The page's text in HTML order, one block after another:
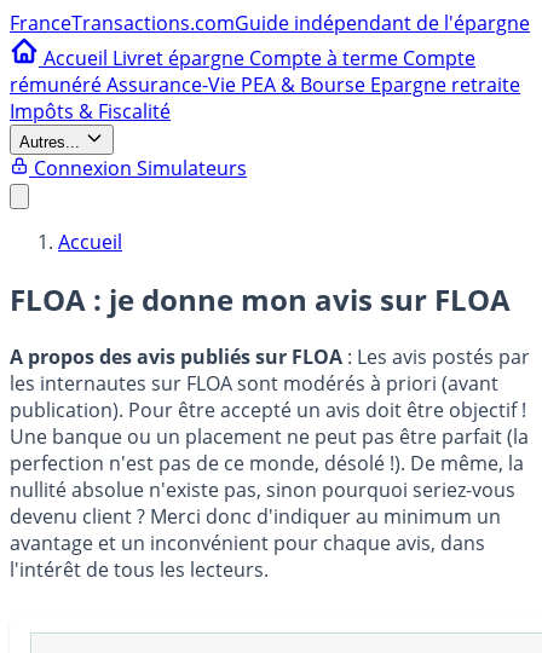
FranceTransactions.comGuide indépendant de l'épargne
Accueil Livret épargne Compte à terme Compte
rémunéréAssurance-Vie PEA & Bourse Epargne retraite
Impôts & Fiscalité
Autres...
Connexion Simulateurs
Accueil
FLOA : je donne mon avis sur FLOA
A propos des avis publiés sur FLOA : Les avis postés par
les internautes sur FLOA sont modérés à priori (avant
publication). Pour être accepté un avis doit être objectif !
Une banque ou un placement ne peut pas être parfait (la
perfection n'est pas de ce monde, désolé !). De même, la
nullité absolue n'existe pas, sinon pourquoi seriez-vous
devenu client ? Merci donc d'indiquer au minimum un
avantage et un inconvénient pour chaque avis, dans
l'intérêt de tous les lecteurs.